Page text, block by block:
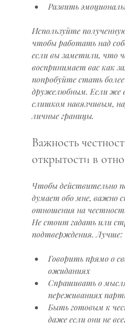
Развить
Используйте
чтобы работать над
если вы заметили, что
воспринимает вас как
попробуйте стать
дружелюбным. Если же
слишком навязчивым,
личные границы.
Важность
открытости в
Чтобы действительно
думает обо мне, важно
отношения на
Не стоит гадать или
подтверждения. Лучше:
Говорить прямо о
ожиданиях
Спрашивать о
переживаниях
Быть готовым к
даже если они не